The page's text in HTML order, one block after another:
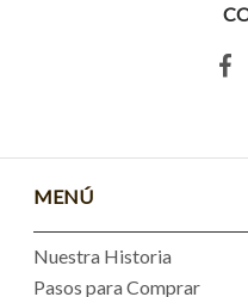
MENÚ
Nuestra Historia
Pasos para Comprar